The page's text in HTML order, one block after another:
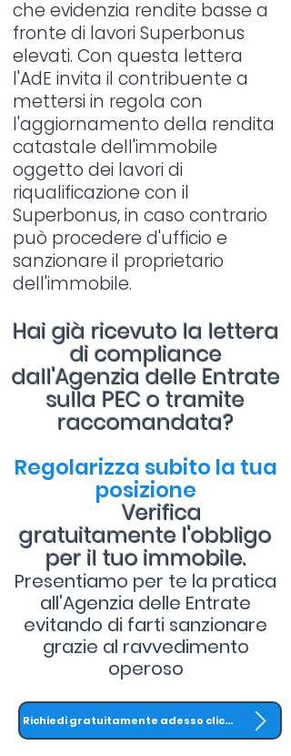
che evidenzia rendite basse a
fronte di lavori Superbonus
elevati. Con questa lettera
l'AdE invita il contribuente a
mettersi in regola con
l'aggiornamento della rendita
catastale dell'immobile
oggetto dei lavori di
riqualificazione con il
Superbonus, in caso contrario
può procedere d'ufficio e
sanzionare il proprietario
dell'immobile.
Hai già ricevuto la lettera
di compliance
dall'Agenzia delle Entrate
sulla PEC o tramite
raccomandata?
Regolarizza subito la tua
posizione
Verifica
gratuitamente l'obbligo
per il tuo immobile.
Presentiamo per te la pratica
all'Agenzia delle Entrate
evitando di farti sanzionare
grazie al ravvedimento
operoso
Richiedi gratuitamente adesso clicca QUI